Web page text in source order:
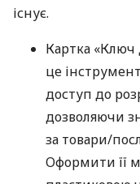
існує.
Картка
це
доступ до
дозволяючи
за товари/
Оформити її